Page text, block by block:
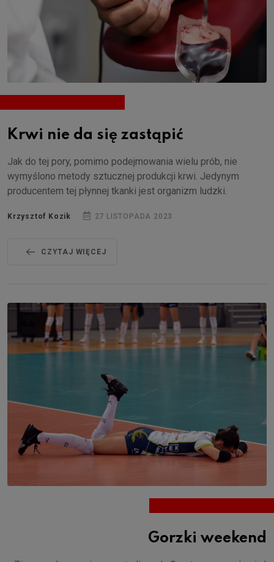
Krwi nie da się zastąpić
Jak do tej pory, pomimo podejmowania wielu prób, nie
wymyślono metody sztucznej produkcji krwi. Jedynym
producentem tej płynnej tkanki jest organizm ludzki.
Krzysztof Kozik 27 LISTOPADA 2023
CZYTAJ WIĘCEJ
Gorzki weekend